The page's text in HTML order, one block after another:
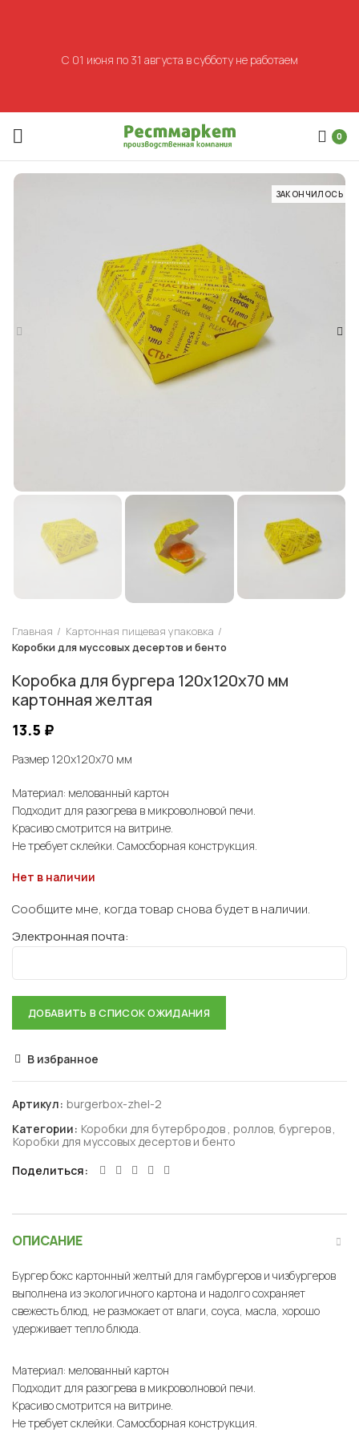
0
ЗАКОНЧИЛОСЬ
Главная
Картонная пищевая упаковка
Коробки для муссовых десертов и бенто
Коробка для бургера 120х120х70 мм
картонная желтая
13.5 ₽
Размер 120х120х70 мм
Материал: мелованный картон
Подходит для разогрева в микроволновой печи.
Красиво смотрится на витрине.
Не требует склейки. Самосборная конструкция.
Нет в наличии
Сообщите мне, когда товар снова будет в наличии.
Электронная почта:
В избранное
Артикул: burgerbox-zhel-2
Категории: Коробки для бутербродов , роллов, бургеров,
Коробки для муссовых десертов и бенто
Поделиться
ОПИСАНИЕ
Бургер бокс картонный желтый для гамбургеров и чизбургеров
выполнена из экологичного картона и надолго сохраняет
свежесть блюд, не размокает от влаги, соуса, масла, хорошо
удерживает тепло блюда.
Материал: мелованный картон
Подходит для разогрева в микроволновой печи.
Красиво смотрится на витрине.
Не требует склейки. Самосборная конструкция.
С 01 июня по 31 августа в субботу не работаем